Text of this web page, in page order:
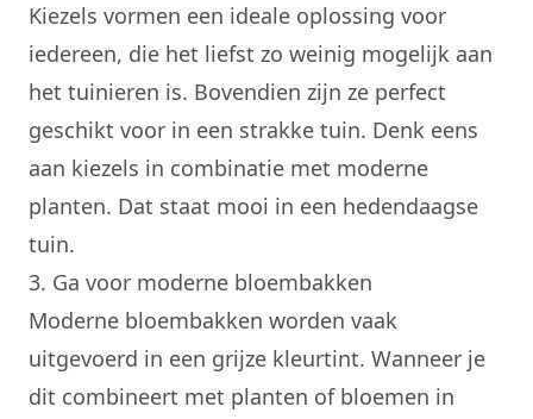
Kiezels vormen een ideale oplossing voor
iedereen, die het liefst zo weinig mogelijk aan
het tuinieren is. Bovendien zijn ze perfect
geschikt voor in een strakke tuin. Denk eens
aan kiezels in combinatie met moderne
planten. Dat staat mooi in een hedendaagse
tuin.
3. Ga voor moderne bloembakken
Moderne bloembakken worden vaak
uitgevoerd in een grijze kleurtint. Wanneer je
dit combineert met planten of bloemen in